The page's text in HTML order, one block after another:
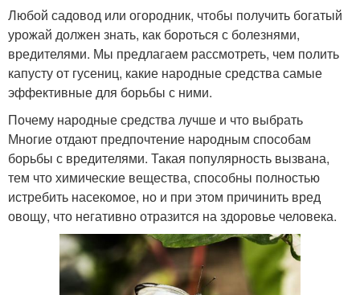
Любой садовод или огородник, чтобы получить богатый
урожай должен знать, как бороться с болезнями,
вредителями. Мы предлагаем рассмотреть, чем полить
капусту от гусениц, какие народные средства самые
эффективные для борьбы с ними.
Почему народные средства лучше и что выбрать
Многие отдают предпочтение народным способам
борьбы с вредителями. Такая популярность вызвана,
тем что химические вещества, способны полностью
истребить насекомое, но и при этом причинить вред
овощу, что негативно отразится на здоровье человека.